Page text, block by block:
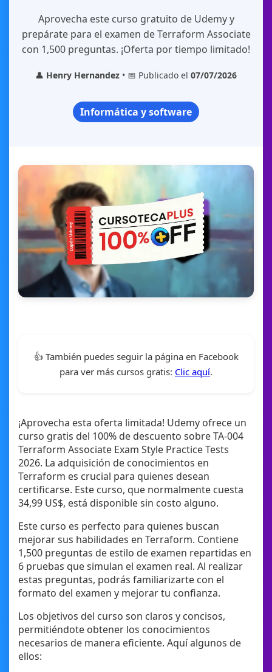
Aprovecha este curso gratuito de Udemy y
prepárate para el examen de Terraform Associate
con 1,500 preguntas. ¡Oferta por tiempo limitado!
👤 Henry Hernandez • 📅 Publicado el 07/07/2026
Informática y software
👍 También puedes seguir la página en Facebook
para ver más cursos gratis: Clic aquí.
¡Aprovecha esta oferta limitada! Udemy ofrece un
curso gratis del 100% de descuento sobre TA-004
Terraform Associate Exam Style Practice Tests
2026. La adquisición de conocimientos en
Terraform es crucial para quienes desean
certificarse. Este curso, que normalmente cuesta
34,99 US$, está disponible sin costo alguno.
Este curso es perfecto para quienes buscan
mejorar sus habilidades en Terraform. Contiene
1,500 preguntas de estilo de examen repartidas en
6 pruebas que simulan el examen real. Al realizar
estas preguntas, podrás familiarizarte con el
formato del examen y mejorar tu confianza.
Los objetivos del curso son claros y concisos,
permitiéndote obtener los conocimientos
necesarios de manera eficiente. Aquí algunos de
ellos: